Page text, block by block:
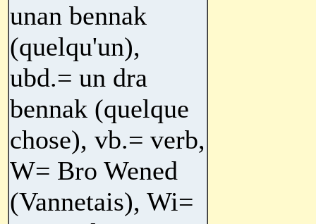
unan bennak
(quelqu'un),
ubd.= un dra
bennak (quelque
chose), vb.= verb,
W= Bro Wened
(Vannetais), Wi=